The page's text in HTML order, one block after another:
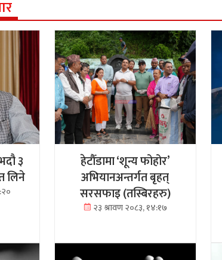
३
लिने
हेटौँडामा ‘शून्य फोहोर’
अभियानअन्तर्गत बृहत्
सरसफाइ (तस्बिरहरु)
२३ श्रावण २०८३, १४:१७